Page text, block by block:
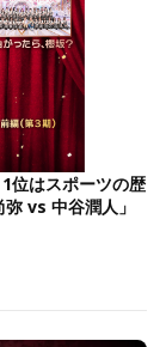
位はスポーツの歴
vs 中谷潤人」